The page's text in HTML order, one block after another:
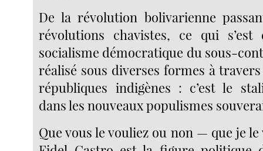
De la révolution bolivarienne
révolutions chavistes, ce qui
socialisme démocratique du sous-
réalisé sous diverses formes à travers
républiques indigènes : c’est le
dans les nouveaux populismes
Que vous le vouliez ou non — que je